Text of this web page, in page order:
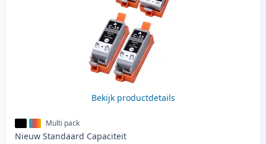
Bekijk productdetails
Multi pack
Nieuw Standaard Capaciteit